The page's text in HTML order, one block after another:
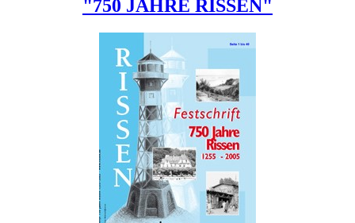
"750 JAHRE RISSEN"